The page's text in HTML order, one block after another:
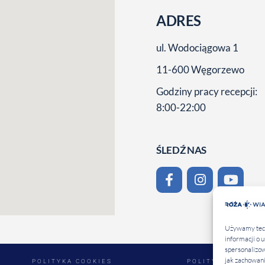
Używamy
informacji o
jak
ADRES
ul. Wodociągowa 1
11-600 Węgorzewo
Godziny pracy recepcji:
8:00-22:00
ŚLEDŹ NAS
POLITYKA COOKIES
POLITYKA